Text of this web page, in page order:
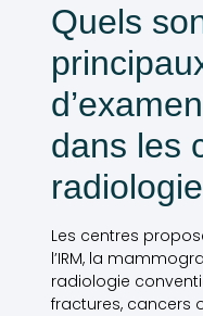
Quels
dans les
Les centres
l’IRM, la
radiologie
fractures, cancers